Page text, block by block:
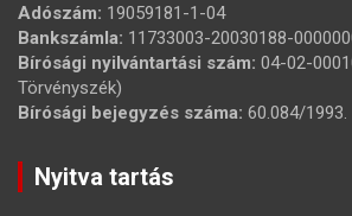
Adószám: 19059181-1-04
Bankszámla: 11733003-20030188-
Bírósági nyilvántartási szám: 04-02-
Törvényszék)
Bírósági bejegyzés száma: 60.084/1993.
Nyitva tartás